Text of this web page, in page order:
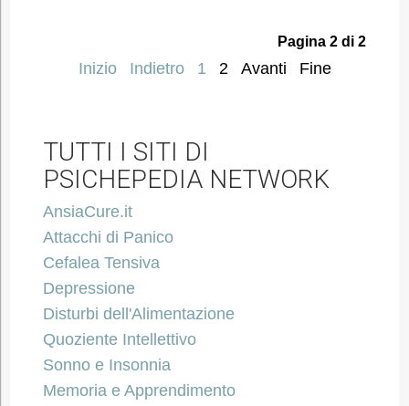
Pagina 2 di 2
Inizio Indietro 1 2 Avanti Fine
TUTTI I SITI DI
PSICHEPEDIA NETWORK
AnsiaCure.it
Attacchi di Panico
Cefalea Tensiva
Depressione
Disturbi dell'Alimentazione
Quoziente Intellettivo
Sonno e Insonnia
Memoria e Apprendimento